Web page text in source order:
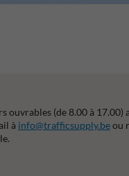
ouvrables (de 8.00 à 17.00)
à info@trafficsupply.beou